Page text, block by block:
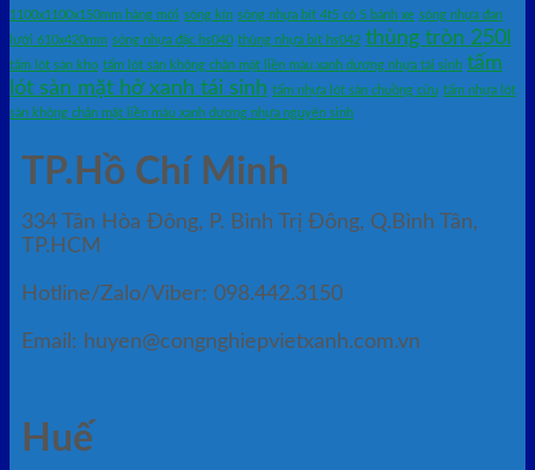
1100x1100x150mm hàng mới sóng kín sóng nhựa bít 4t5 có 5 bánh xe sóng nhựa đan
lưới 610x420mm sóng nhựa đặc hs040 thùng nhựa bít hs042 thùng tròn 250l
tấm lót sàn kho tấm lót sàn không chân mặt liền màu xanh dương nhựa tái sinh tấm
lót sàn mặt hở xanh tái sinh tấm nhựa lót sàn chuồng cừu tấm nhựa lót
sàn không chân mặt liền màu xanh dương nhựa nguyên sinh
TP.Hồ Chí Minh
334 Tân Hòa Đông, P. Bình Trị Đông, Q.Bình Tân,
TP.HCM
Hotline/Zalo/Viber: 098.442.3150
Email: huyen@congnghiepvietxanh.com.vn
Huế